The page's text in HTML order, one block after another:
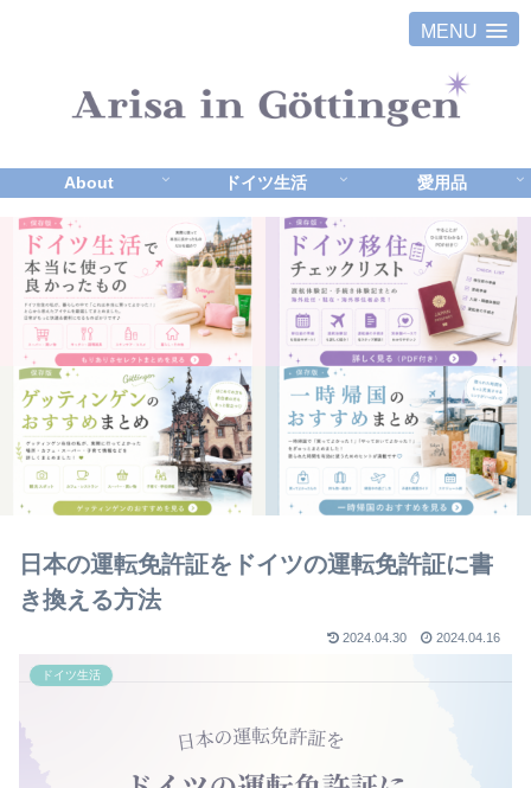
MENU
About ドイツ生活 愛用品
日本の運転免許証をドイツの運転免許証に書
き換える方法
2024.04.30 2024.04.16
ドイツ生活